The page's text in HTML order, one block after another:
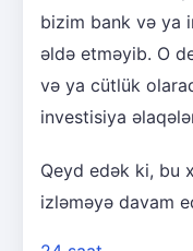
bizim bank və ya
əldə etməyib. O
və ya cütlük
investisiya
Qeyd edək ki, bu
izləməyə davam